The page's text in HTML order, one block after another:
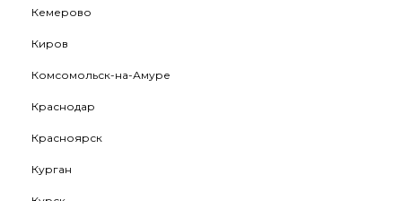
Кемерово
Киров
Комсомольск-на-Амуре
Краснодар
Красноярск
Курган